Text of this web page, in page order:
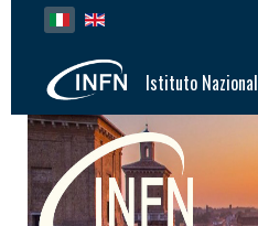
Seleziona la tua lingua
Istituto